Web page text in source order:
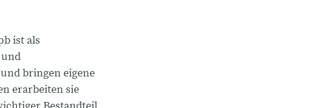
ist als
bringen eigene
erarbeiten sie